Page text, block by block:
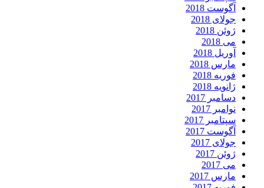
آگوست 2018
جولای 2018
ژوئن 2018
می 2018
آوریل 2018
مارس 2018
فوریه 2018
ژانویه 2018
دسامبر 2017
نوامبر 2017
سپتامبر 2017
آگوست 2017
جولای 2017
ژوئن 2017
می 2017
مارس 2017